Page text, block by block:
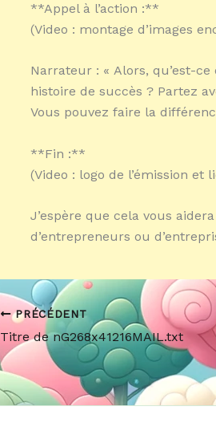
**Appel à l’action :**
(Video : montage d’images
Narrateur : « Alors, qu’est-
histoire de succès ? Partez
Vous pouvez faire la
**Fin :**
(Video : logo de l’émission
J’espère que cela vous
d’entrepreneurs ou
PRÉCÉDENT
Titre de nG268x41216MAIL.txt